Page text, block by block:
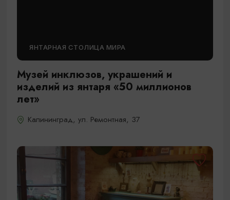
ЯНТАРНАЯ СТОЛИЦА МИРА
Музей инклюзов, украшений и
изделий из янтаря «50 миллионов
лет»
Калининград, ул. Ремонтная, 37